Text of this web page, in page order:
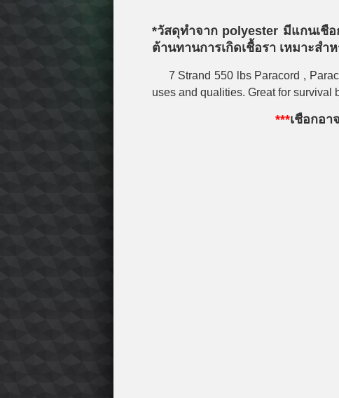
*วัสดุทำจาก polyester มีแกนเชื
ต้านทานการเกิดเชื้อรา เหมาะส
7 Strand 550 lbs Paracord ,
uses and qualities. Great for survival
***เชือกอา